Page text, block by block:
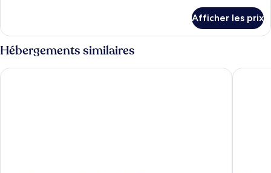
Chambre
Afficher les prix
Hébergements similaires
ibis Hong Kong Central And Sheung Wan